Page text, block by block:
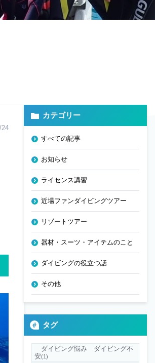
24
カテゴリー
すべての記事
お知らせ
ライセンス講習
近場ファンダイビングツアー
リゾートツアー
器材・スーツ・アイテムのこと
ダイビングの役立つ話
その他
タグ
ダイビング悩み ダイビング不
安(1)